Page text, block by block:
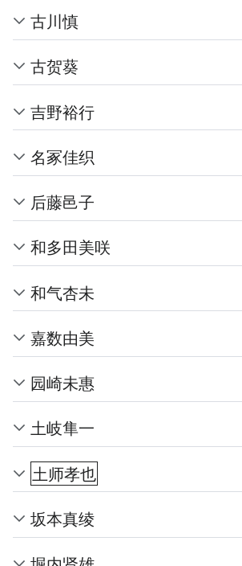
古川慎
古贺葵
吉野裕行
名冢佳织
后藤邑子
和多田美咲
和气杏未
嘉数由美
园崎未惠
土岐隼一
土师孝也
坂本真绫